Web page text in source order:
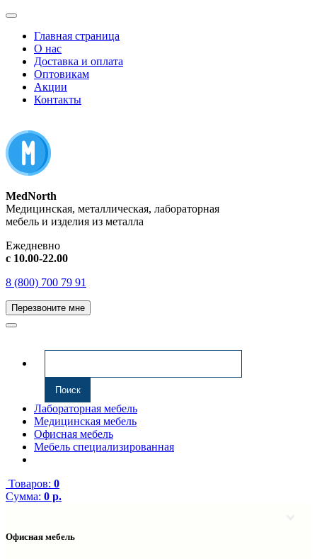
Главная страница
О нас
Доставка и оплата
Оптовикам
Акции
Контакты
MedNorth
Медицинская, металлическая, лабораторная
мебель и изделия из металла
Ежедневно
с 10.00-22.00
8 (800) 700 79 91
Перезвоните мне
Лабораторная мебель
Медицинская мебель
Офисная мебель
Мебель специализированная
Товаров: 0
Сумма: 0 р.
Офисная мебель